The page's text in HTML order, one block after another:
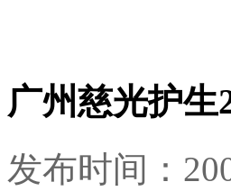
广州慈光护生
发布时间：